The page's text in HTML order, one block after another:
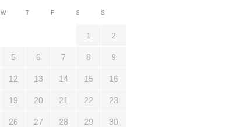
W T F S S
1 2
5 6 7 8 9
12 13 14 15 16
19 20 21 22 23
26 27 28 29 30